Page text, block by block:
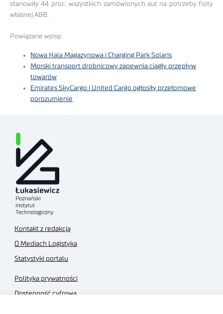
stanowiły 44 proc. wszystkich zamówionych aut na potrzeby floty
własnej ABB.
Powiązane wpisy:
Nowa Hala Magazynowa i Charging Park Solaris
Morski transport drobnicowy zapewnia ciągły przepływ
towarów
Emirates SkyCargo i United Cargo ogłosiły przełomowe
porozumienie
Kontakt z redakcją
O Mediach Logistyka
Statystyki portalu
Polityka prywatności
Dostępność cyfrowa